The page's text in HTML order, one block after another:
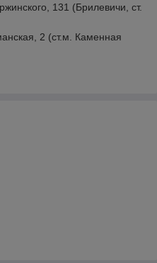
131 (Брилевичи, ст.
2 (ст.м. Каменная